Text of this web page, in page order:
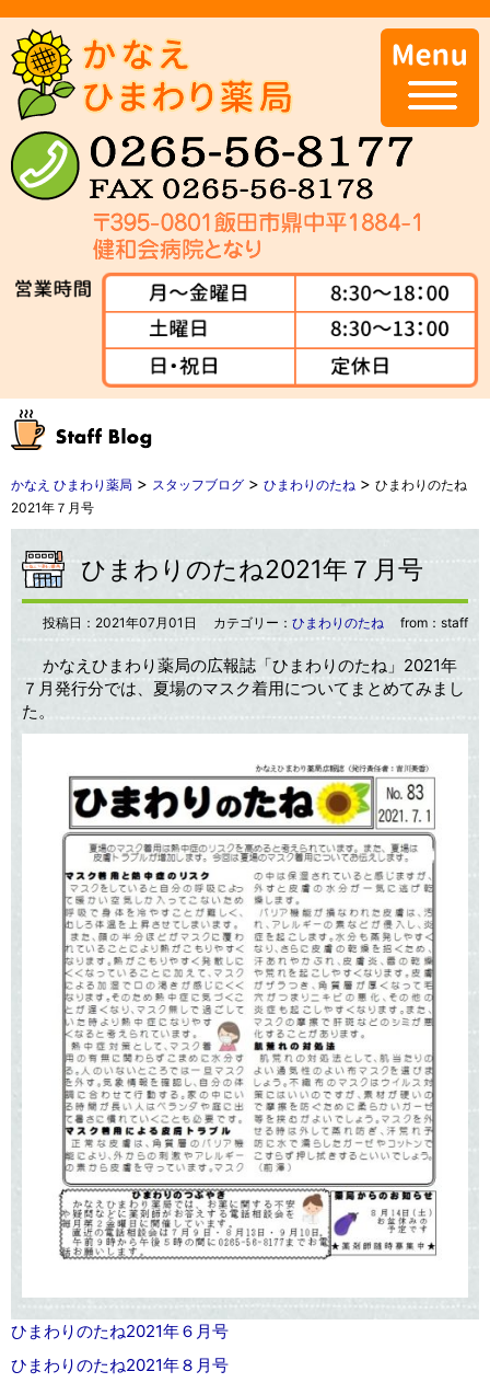
かなえ ひまわり薬局 > スタッフブログ > ひまわりのたね > ひまわりのたね
2021年７月号
ひまわりのたね2021年７月号
投稿日： 2021年07月01日 カテゴリー： ひまわりのたね from：staff
かなえひまわり薬局の広報誌「ひまわりのたね」2021年
７月発行分では、夏場のマスク着用についてまとめてみまし
た。
ひまわりのたね2021年６月号
ひまわりのたね2021年８月号